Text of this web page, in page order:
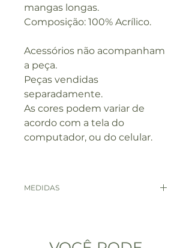
mangas longas.
Composição: 100% Acrílico.
Acessórios não acompanham
a peça.
Peças vendidas
separadamente.
As cores podem variar de
acordo com a tela do
computador, ou do celular.
MEDIDAS
COMPRIMENTO 71